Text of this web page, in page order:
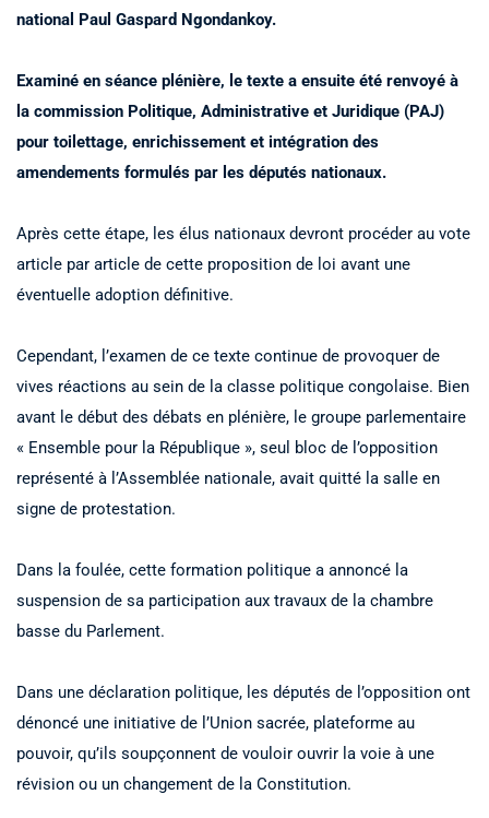
national Paul Gaspard Ngondankoy.
Examiné en séance plénière, le texte a ensuite été renvoyé à
la commission Politique, Administrative et Juridique (PAJ)
pour toilettage, enrichissement et intégration des
amendements formulés par les députés nationaux.
Après cette étape, les élus nationaux devront procéder au vote
article par article de cette proposition de loi avant une
éventuelle adoption définitive.
Cependant, l’examen de ce texte continue de provoquer de
vives réactions au sein de la classe politique congolaise. Bien
avant le début des débats en plénière, le groupe parlementaire
« Ensemble pour la République », seul bloc de l’opposition
représenté à l’Assemblée nationale, avait quitté la salle en
signe de protestation.
Dans la foulée, cette formation politique a annoncé la
suspension de sa participation aux travaux de la chambre
basse du Parlement.
Dans une déclaration politique, les députés de l’opposition ont
dénoncé une initiative de l’Union sacrée, plateforme au
pouvoir, qu’ils soupçonnent de vouloir ouvrir la voie à une
révision ou un changement de la Constitution.